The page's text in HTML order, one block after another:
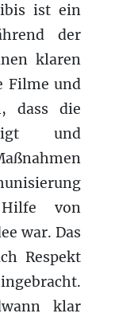
ist ein
der
klaren
Filme und
dass die
und
von
war. Das
Respekt
klar